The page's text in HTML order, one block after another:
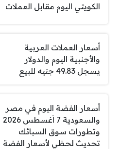
الكويتي اليوم مقابل العملات
أسعار العملات العربية
والأجنبية اليوم والدولار
يسجل 49.83 جنيه للبيع
أسعار الفضة اليوم في مصر
والسعودية 7 أغسطس 2026
وتطورات سوق السبائك
تحديث لحظي لأسعار الفضة